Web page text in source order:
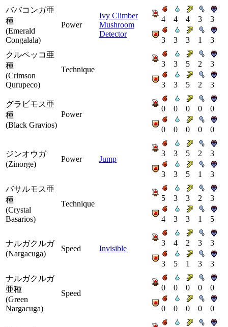
ババコンガ亜
種
(Emerald
Congalala)
Power
Ivy Climber
Mushroom
Detector
4 4 4 3 3
3 3 3 1
3
クルペッコ亜
種
(Crimson
Qurupeco)
Technique
3 3 5 2 3
3 3 5 2 3
グラビモス亜
種
(Black Gravios)
Power
0 0 0 0 0
0 0 0 0 0
ジンオウガ
(Zinorge)
Power Jump
3 3 5 2 3
3 3 5 1
3
バサルモス亜
種
(Crystal
Basarios)
Technique
5 3 3 2 3
4 3 3 1 5
ナルガクルガ
(Nargacuga)
Speed Invisible
3 4 2 3 3
3 5 1 3
3
ナルガクルガ
亜種
(Green
Nargacuga)
Speed
0 0 0 0 0
0 0 0 0 0